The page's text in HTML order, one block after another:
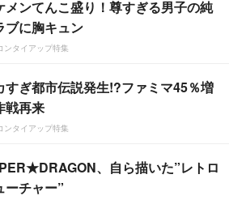
メンてんこ盛り！尊すぎる男子の純
ブに胸キュン
ンタイアップ特集
すぎ都市伝説発生!?ファミマ45％増
戦再来
ンタイアップ特集
、自ら描いた”レトロ
ーチャー”